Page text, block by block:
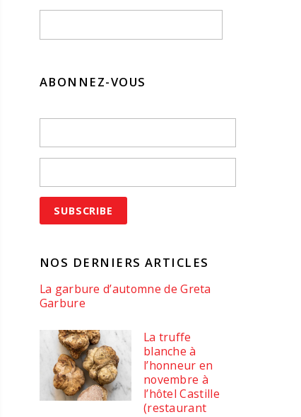
ABONNEZ-VOUS
NOS DERNIERS ARTICLES
La garbure d’automne de Greta
Garbure
La truffe
blanche à
l’honneur en
novembre à
l’hôtel Castille
(restaurant